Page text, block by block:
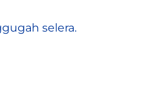
selera.